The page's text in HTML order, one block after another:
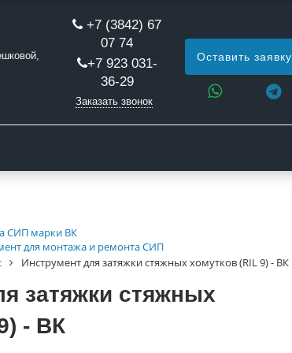
+7 (3842) 67
07 74
+7 923 031-
36-29
Заказать звонок
Оставить заявку
СИП марки ВК
для монтажа и ремонта СИП
Инструмент для затяжки стяжных хомутков (RIL 9) - ВК
затяжки стяжных
- ВК